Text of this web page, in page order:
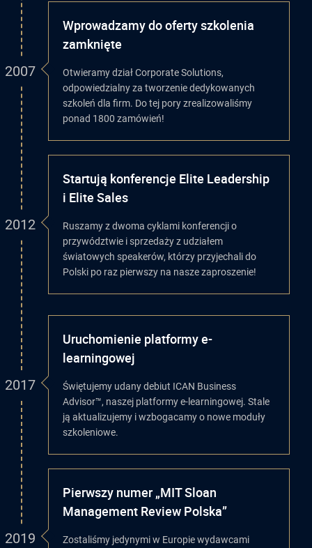
2007
Wprowadzamy do oferty szkolenia
zamknięte
Otwieramy dział Corporate Solutions,
odpowiedzialny za tworzenie dedykowanych
szkoleń dla firm. Do tej pory zrealizowaliśmy
ponad 1800 zamówień!
2012
Startują konferencje Elite Leadership
i Elite Sales
Ruszamy z dwoma cyklami konferencji o
przywództwie i sprzedaży z udziałem
światowych speakerów, którzy przyjechali do
Polski po raz pierwszy na nasze zaproszenie!
2017
Uruchomienie platformy e-
learningowej
Świętujemy udany debiut ICAN Business
Advisor™, naszej platformy e-learningowej. Stale
ją aktualizujemy i wzbogacamy o nowe moduły
szkoleniowe.
2019
Pierwszy numer „MIT Sloan
Management Review Polska”
Zostaliśmy jedynymi w Europie wydawcami